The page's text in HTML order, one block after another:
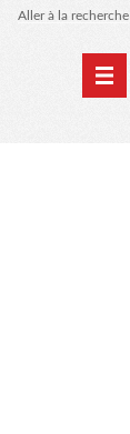
Aller à la recherche